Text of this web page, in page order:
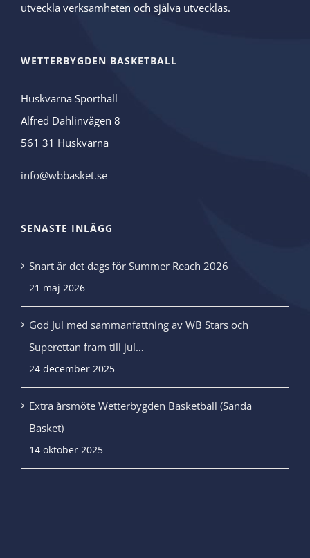
utveckla verksamheten och själva utvecklas.
WETTERBYGDEN BASKETBALL
Huskvarna Sporthall
Alfred Dahlinvägen 8
561 31 Huskvarna
info@wbbasket.se
SENASTE INLÄGG
Snart är det dags för Summer Reach 2026
21 maj 2026
God Jul med sammanfattning av WB Stars och
Superettan fram till jul…
24 december 2025
Extra årsmöte Wetterbygden Basketball (Sanda
Basket)
14 oktober 2025